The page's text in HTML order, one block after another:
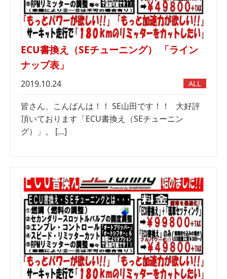
ECU書換え（SEチューニング） 「ライン
ナップ表」
2019.10.24 ALL
皆さん、こんばんは！！ SE山田です！！ 大好評
頂いております「ECU書換え（SEチューニン
グ）」。 […]